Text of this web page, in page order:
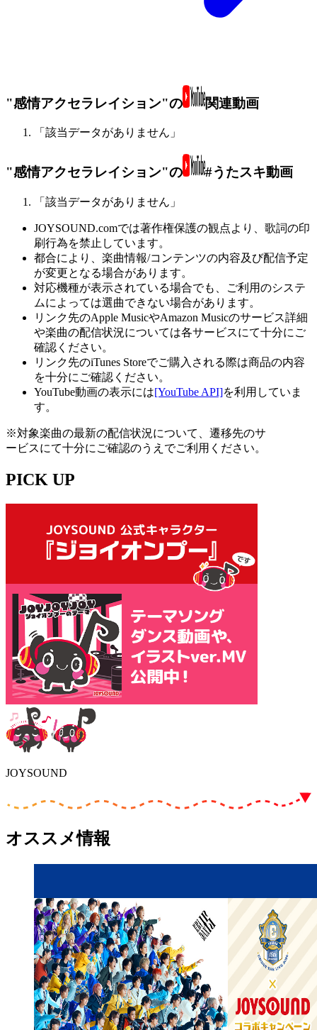
"感情アクセラレイション"の 関連動画
「該当データがありません」
"感情アクセラレイション"の #うたスキ動画
「該当データがありません」
JOYSOUND.comでは著作権保護の観点より、歌詞の印
刷行為を禁止しています。
都合により、楽曲情報/コンテンツの内容及び配信予定
が変更となる場合があります。
対応機種が表示されている場合でも、ご利用のシステ
ムによっては選曲できない場合があります。
リンク先のApple MusicやAmazon Musicのサービス詳細
や楽曲の配信状況については各サービスにて十分にご
確認ください。
リンク先のiTunes Storeでご購入される際は商品の内容
を十分にご確認ください。
YouTube動画の表示には[YouTube API]を利用していま
す。
※対象楽曲の最新の配信状況について、遷移先のサ
ービスにて十分にご確認のうえでご利用ください。
PICK UP
JOYSOUND
オススメ情報